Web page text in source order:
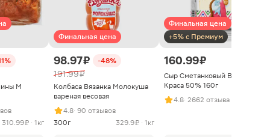
М
310.99 ₽ · 1кг
Финальная цена
98.97 ₽ -48%
191.99 ₽
Колбаса Вязанка Молокуша
вареная весовая
4.8· 90 отзывов
300г
329.9 ₽ · 1кг
Финальная цена
+5% с Премиум
160.99 ₽
Сыр Сметанковый Варвара
Краса 50% 160г
4.8· 2662 отзыва